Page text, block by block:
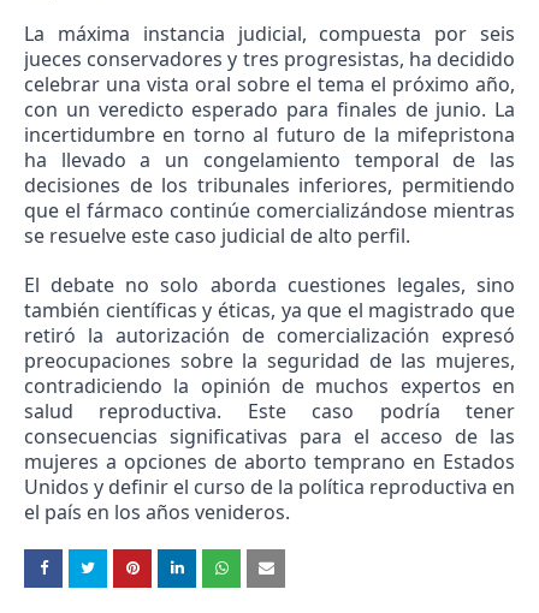
La máxima instancia judicial, compuesta por seis
jueces conservadores y tres progresistas, ha decidido
celebrar una vista oral sobre el tema el próximo año,
con un veredicto esperado para finales de junio. La
incertidumbre en torno al futuro de la mifepristona
ha llevado a un congelamiento temporal de las
decisiones de los tribunales inferiores, permitiendo
que el fármaco continúe comercializándose mientras
se resuelve este caso judicial de alto perfil.
El debate no solo aborda cuestiones legales, sino
también científicas y éticas, ya que el magistrado que
retiró la autorización de comercialización expresó
preocupaciones sobre la seguridad de las mujeres,
contradiciendo la opinión de muchos expertos en
salud reproductiva. Este caso podría tener
consecuencias significativas para el acceso de las
mujeres a opciones de aborto temprano en Estados
Unidos y definir el curso de la política reproductiva en
el país en los años venideros.